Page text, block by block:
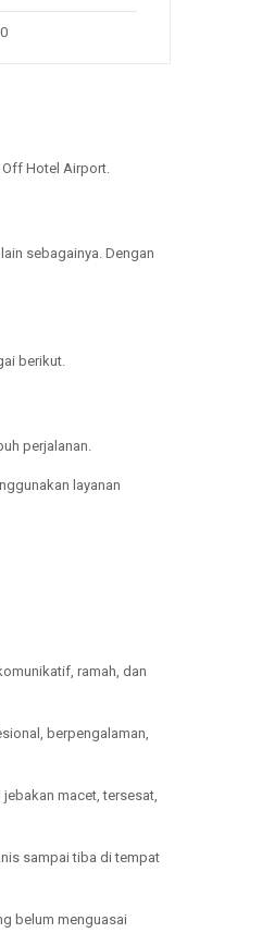
Off Hotel Airport.
sebagainya. Dengan
berikut.
perjalanan.
layanan
ramah, dan
berpengalaman,
macet, tersesat,
sampai tiba di tempat
belum menguasai